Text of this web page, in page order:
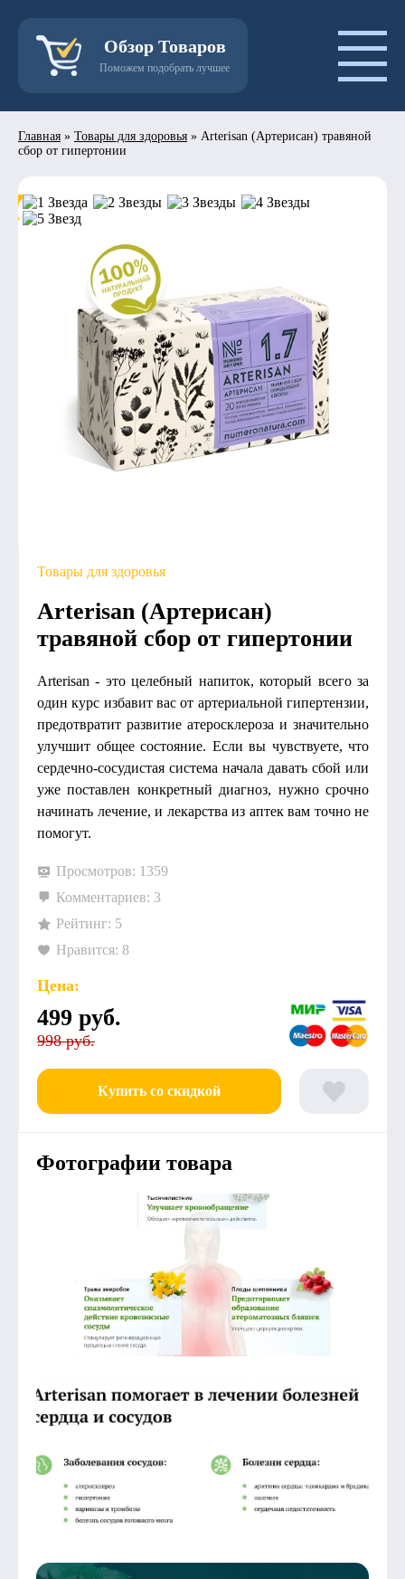
Обзор Товаров
Поможем подобрать лучшее
Главная » Товары для здоровья » Arterisan (Артерисан) травяной
сбор от гипертонии
- 50%
Товары для здоровья
Arterisan (Артерисан)
травяной сбор от гипертонии
Arterisan - это целебный напиток, который всего за
один курс избавит вас от артериальной гипертензии,
предотвратит развитие атеросклероза и значительно
улучшит общее состояние. Если вы чувствуете, что
сердечно-сосудистая система начала давать сбой или
уже поставлен конкретный диагноз, нужно срочно
начинать лечение, и лекарства из аптек вам точно не
помогут.
Просмотров: 1359
Комментариев: 3
Рейтинг: 5
Нравится: 8
Цена:
499 руб.
998 руб.
Купить со скидкой
Фотографии товара